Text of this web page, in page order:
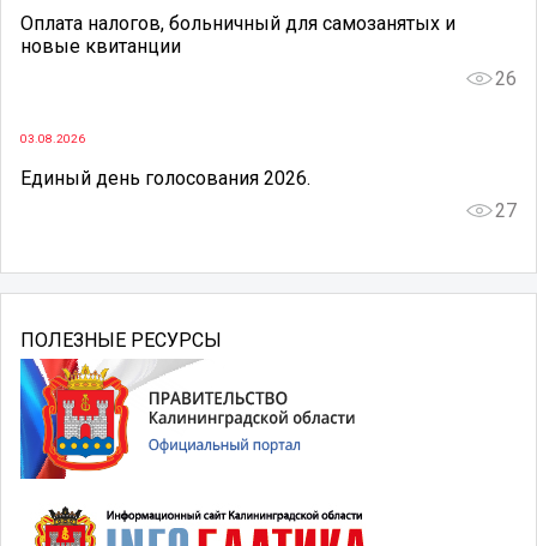
Оплата налогов, больничный для самозанятых и
новые квитанции
26
03.08.2026
Единый день голосования 2026.
27
ПОЛЕЗНЫЕ РЕСУРСЫ